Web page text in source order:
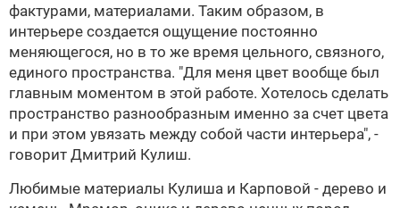
фактурами, материалами. Таким образом, в
интерьере создается ощущение постоянно
меняющегося, но в то же время цельного, связного,
единого пространства. "Для меня цвет вообще был
главным моментом в этой работе. Хотелось сделать
пространство разнообразным именно за счет цвета
и при этом увязать между собой части интерьера", -
говорит Дмитрий Кулиш.
Любимые материалы Кулиша и Карповой - дерево и